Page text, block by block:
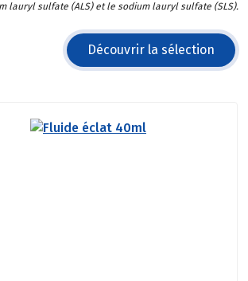
lauryl sulfate (ALS) et le sodium lauryl sulfate (SLS).
Découvrir la sélection